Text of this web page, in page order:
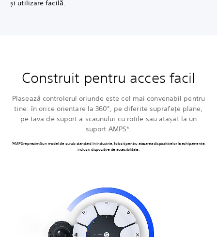
și utilizare facilă.
Construit pentru acces facil
Plasează controlerul oriunde este cel mai convenabil pentru
tine: în orice orientare la 360°, pe diferite suprafețe plane,
pe tava de suport a scaunului cu rotile sau atașat la un
suport AMPS*.
*AMPS reprezintă un model de șurub standard în industrie, folosit pentru atașarea dispozitivelor la echipamente,
inclusiv dispozitive de accesibilitate.